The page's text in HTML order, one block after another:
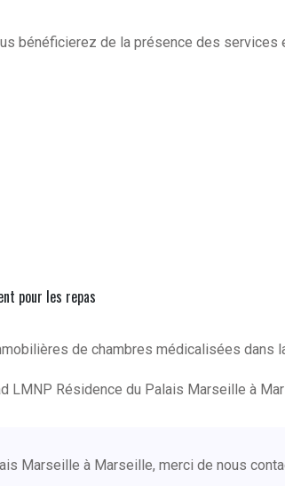
bénéficierez de la présence des
pour les repas
de chambres médicalisées
LMNP Résidence du Palais Marseille à
Marseille à Marseille, merci de nous